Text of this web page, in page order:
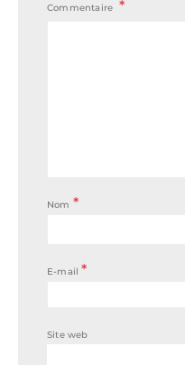
Commentaire
Nom *
E-mail*
Site web